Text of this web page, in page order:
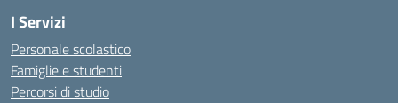
I Servizi
Personale scolastico
Famiglie e studenti
Percorsi di studio